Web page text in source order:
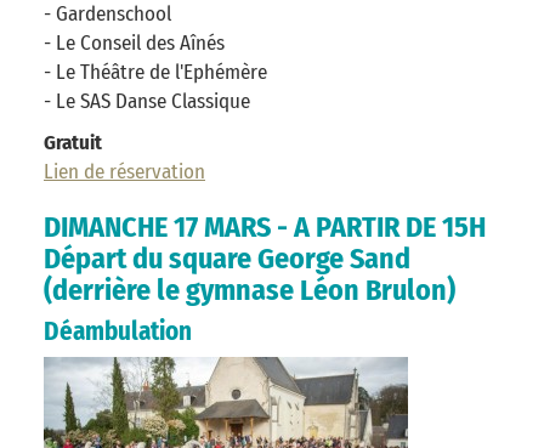
- Gardenschool
- Le Conseil des Aînés
- Le Théâtre de l'Ephémère
- Le SAS Danse Classique
Gratuit
Lien de réservation
DIMANCHE 17 MARS - A PARTIR DE 15H
Départ du square George Sand
(derrière le gymnase Léon Brulon)
Déambulation